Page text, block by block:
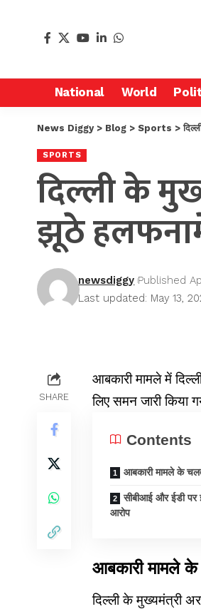
National World
News Diggy> Blog > Sports >
SPORTS
दिल्ली के
झूठे
Last updated: May 13,
newsdiggy Published
SHARE
आबकारी मामले में
लिए समन जारी किया
Contents
आबकारी मामले के चलते
सीबीआई और ईडी पर
आरोप
आबकारी मामले के
दिल्ली के मुख्यमंत्री